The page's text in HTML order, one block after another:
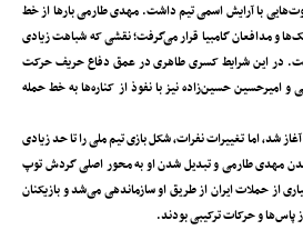
با آرایش اسمی تیم داشت. مهدی طارمی بارها از خط
و مدافعان گامبیا قرار می‌گرفت؛ نقشی که شباهت زیادی
10 کلاسیک داشت. در این شرایط کسری طاهری در عمق دفاع حریف حرکت
امیرحسین حسین‌زاده نیز با نفوذ از کناره‌ها به خط حمله
شد، اما تغییرات نفرات، شکل بازی تیم ملی را تا حد زیادی
مهدی طارمی و تبدیل شدن او به محور اصلی گردش توپ
از حملات ایران از طریق او سازماندهی می‌شد و بازیکنان
پاس‌ها و حرکات ترکیبی بودند.